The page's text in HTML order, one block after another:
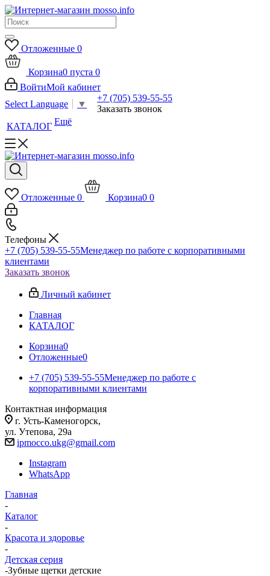
Отложенные 0
Корзина0 пуста 0
ВойтиМой кабинет
Select Language
▼
+7 (705) 539-55-55
Заказать звонок
КАТАЛОГ Ещё
Отложенные 0 Корзина0 0
Телефоны
+7 (705) 539-55-55Менеджер по работе с корпоративными
клиентами
Заказать звонок
Личный кабинет
Главная
КАТАЛОГ
Корзина0
Отложенные0
+7 (705) 539-55-55Менеджер по работе с
корпоративными клиентами
Контактная информация
г. Усть-Каменогорск,
ул. Утепова, 29а
ipmocco.ukg@gmail.com
Instagram
WhatsApp
Главная
-
Каталог
-
Красота и здоровье
-
Детская серия
-Зубные щетки детские